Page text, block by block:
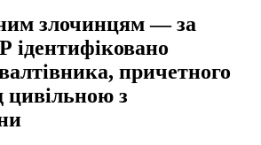
злочинцям — за
ідентифіковано
причетного
цивільною з